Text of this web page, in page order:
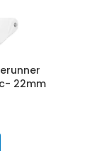
22mm